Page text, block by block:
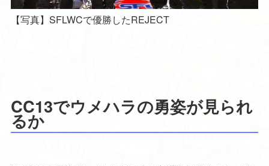
【写真】SFLWCで優勝したREJECT
CC13でウメハラの勇姿が見られ
るか